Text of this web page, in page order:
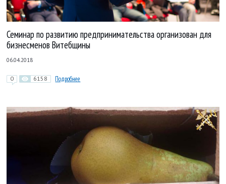
Семинар по развитию предпринимательства организован для
бизнесменов Витебщины
06.04.2018
0 6158 Подробнее